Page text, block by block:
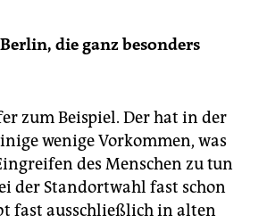
die ganz besonders
zum Beispiel. Der hat in der
wenige Vorkommen, was
des Menschen zu tun
der Standortwahl fast schon
fast ausschließlich in alten